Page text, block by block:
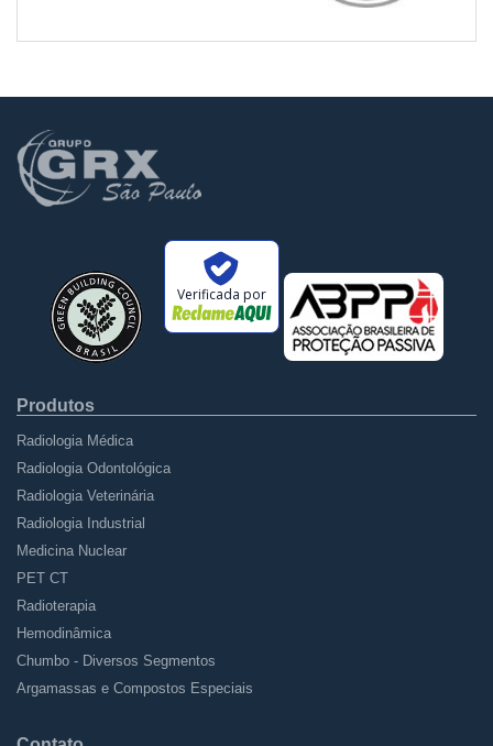
Verificada por
Produtos
Radiologia Médica
Radiologia Odontológica
Radiologia Veterinária
Radiologia Industrial
Medicina Nuclear
PET CT
Radioterapia
Hemodinâmica
Chumbo - Diversos Segmentos
Argamassas e Compostos Especiais